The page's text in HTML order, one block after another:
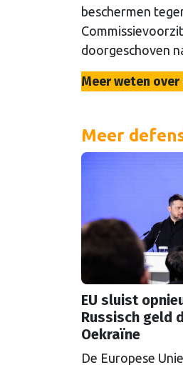
beschermen
doorgeschoven
Meer weten
Meer
EU sluist
Russisch geld
Oekraïne
De Europese